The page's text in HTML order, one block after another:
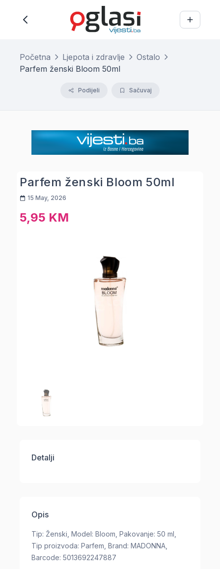
Početna Ljepota i zdravlje
Ostalo
Parfem ženski Bloom 50ml
Podijeli Sačuvaj
Parfem ženski Bloom 50ml
15 May, 2026
5,95 KM
Detalji
Opis
Tip: Ženski, Model: Bloom, Pakovanje: 50 ml,
Tip proizvoda: Parfem, Brand: MADONNA,
Barcode: 5013692247887